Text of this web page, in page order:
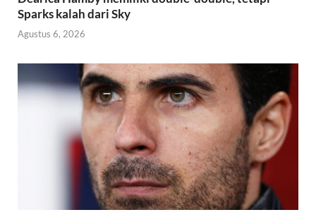
Sparks kalah dari Sky
Agustus 6, 2026